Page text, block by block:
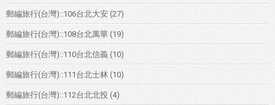
郵編旅行(台灣)::106台北大安 (27)
郵編旅行(台灣)::108台北萬華 (19)
郵編旅行(台灣)::110台北信義 (10)
郵編旅行(台灣)::111台北士林 (10)
郵編旅行(台灣)::112台北北投 (4)